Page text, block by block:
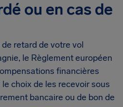
ou en cas de
retard de votre vol
le Règlement européen
financières
choix de les recevoir sous
bancaire ou de bon de